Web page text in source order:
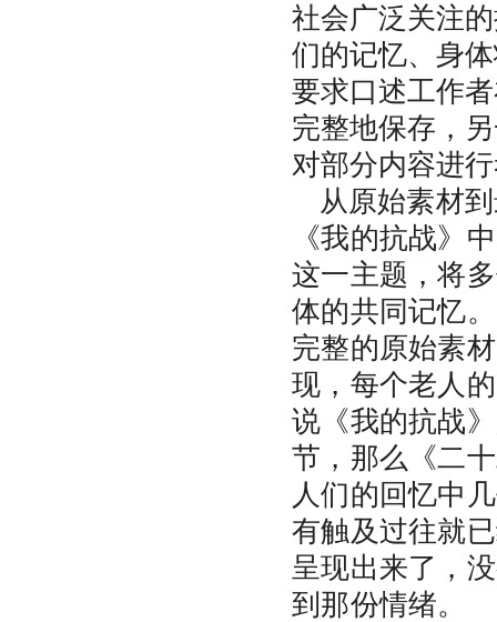
社会广泛关注
们的记忆、身
要求口述工作
完整地保存，
对部分内容进
从原始素材
《我的抗战》
这一主题，将
体的共同记忆
完整的原始素
现，每个老人
说《我的抗战
节，那么《二
人们的回忆中
有触及过往就
呈现出来了，
到那份情绪。